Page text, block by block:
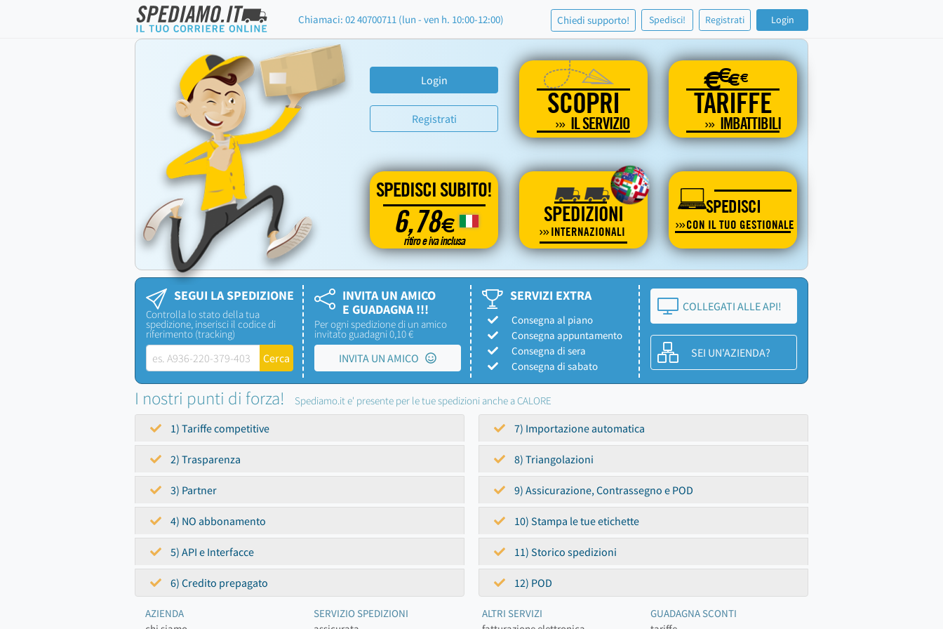
Chiamaci: 02 40700711 (lun - ven h. 10:00-12:00) Chiedi supporto! Spedisci! Registrati Login
Login
Registrati SCOPRI
IL SERVIZIO
€€€€
TARIFFE
IMBATTIBILI
SPEDISCI SUBITO!
6,78€
ritiro e iva inclusa
SPEDIZIONI
INTERNAZIONALI
SPEDISCI
CON IL TUO GESTIONALE
SEGUI LA SPEDIZIONE
Controlla lo stato della tua
spedizione, inserisci il codice di
riferimento (tracking)
INVITA UN AMICO
E GUADAGNA !!!
Per ogni spedizione di un amico
invitato guadagni 0,10 €
INVITA UN AMICO
SERVIZI EXTRA
Consegna al piano
Consegna appuntamento
Consegna di sera
Consegna di sabato
COLLEGATI ALLE API!
SEI UN'AZIENDA?
I nostri punti di forza! Spediamo.it e' presente per le tue spedizioni anche a CALORE
1) Tariffe competitive
2) Trasparenza
3) Partner
4) NO abbonamento
5) API e Interfacce
6) Credito prepagato
7) Importazione automatica
8) Triangolazioni
9) Assicurazione, Contrassegno e POD
10) Stampa le tue etichette
11) Storico spedizioni
12) POD
AZIENDA
SERVIZIO SPEDIZIONI
ALTRI SERVIZI
GUADAGNA SCONTI